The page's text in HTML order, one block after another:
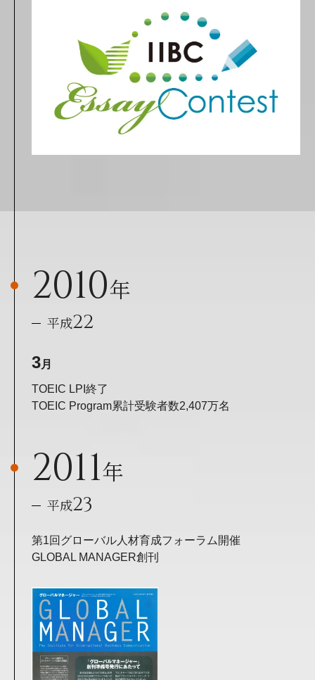
2010年
平成22
3月
TOEIC LPI終了
TOEIC Program累計受験者数2,407万名
2011年
平成23
第1回グローバル人材育成フォーラム開催
GLOBAL MANAGER創刊